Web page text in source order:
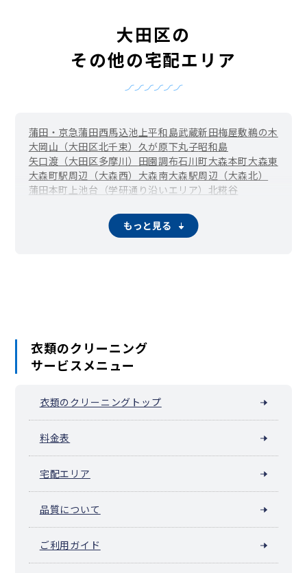
大田区の
その他の宅配エリア
蒲田・京急蒲田西馬込池上平和島武蔵新田梅屋敷鵜の木
大岡山（大田区北千束） 久が原下丸子昭和島
矢口渡（大田区多摩川） 田園調布石川町大森本町大森東
大森町駅周辺（大森西） 大森南大森駅周辺（大森北）
蒲田本町上池台（学研通り沿いエリア） 北糀谷
千鳥町駅周辺（千鳥） 田園調布本町（沼部駅周辺）
仲池上中馬込雑色（大田区仲六郷）
もっと見る
衣類のクリーニング
サービスメニュー
衣類のクリーニングトップ
料金表
宅配エリア
品質について
ご利用ガイド